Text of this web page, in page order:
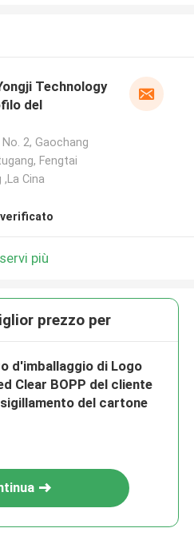
Technology
del
2, Gaochang
Fengtai
Cina
più
prezzo per
d'imballaggio di Logo
Clear BOPP del cliente
del cartone